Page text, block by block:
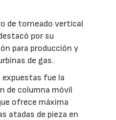
de torneado vertical
por su
para producción y
de gas.
expuestas fue la
de columna móvil
ofrece máxima
atadas de pieza en